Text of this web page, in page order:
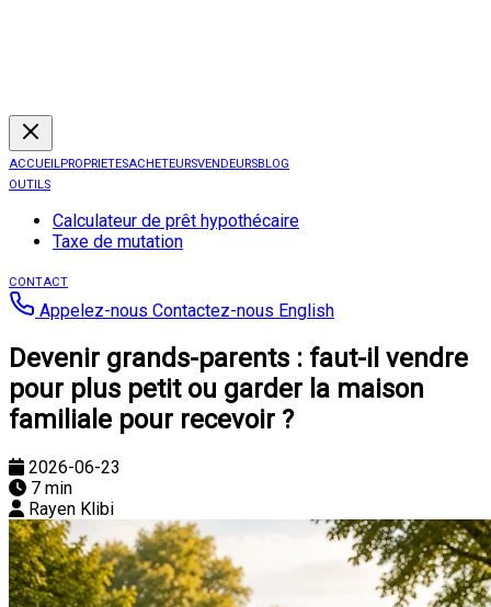
ACCUEILPROPRIETESACHETEURSVENDEURSBLOG
OUTILS
Calculateur de prêt hypothécaire
Taxe de mutation
CONTACT
Appelez-nous Contactez-nous English
Devenir grands-parents : faut-il vendre
pour plus petit ou garder la maison
familiale pour recevoir ?
2026-06-23
7 min
Rayen Klibi